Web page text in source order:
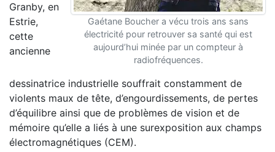
Gaétane Boucher a vécu trois ans sans
électricité pour retrouver sa santé qui est
aujourd’hui minée par un compteur à
radiofréquences.
Granby, en
Estrie,
cette
ancienne
dessinatrice industrielle souffrait constamment de
violents maux de tête, d’engourdissements, de pertes
d’équilibre ainsi que de problèmes de vision et de
mémoire qu’elle a liés à une surexposition aux champs
électromagnétiques (CEM).